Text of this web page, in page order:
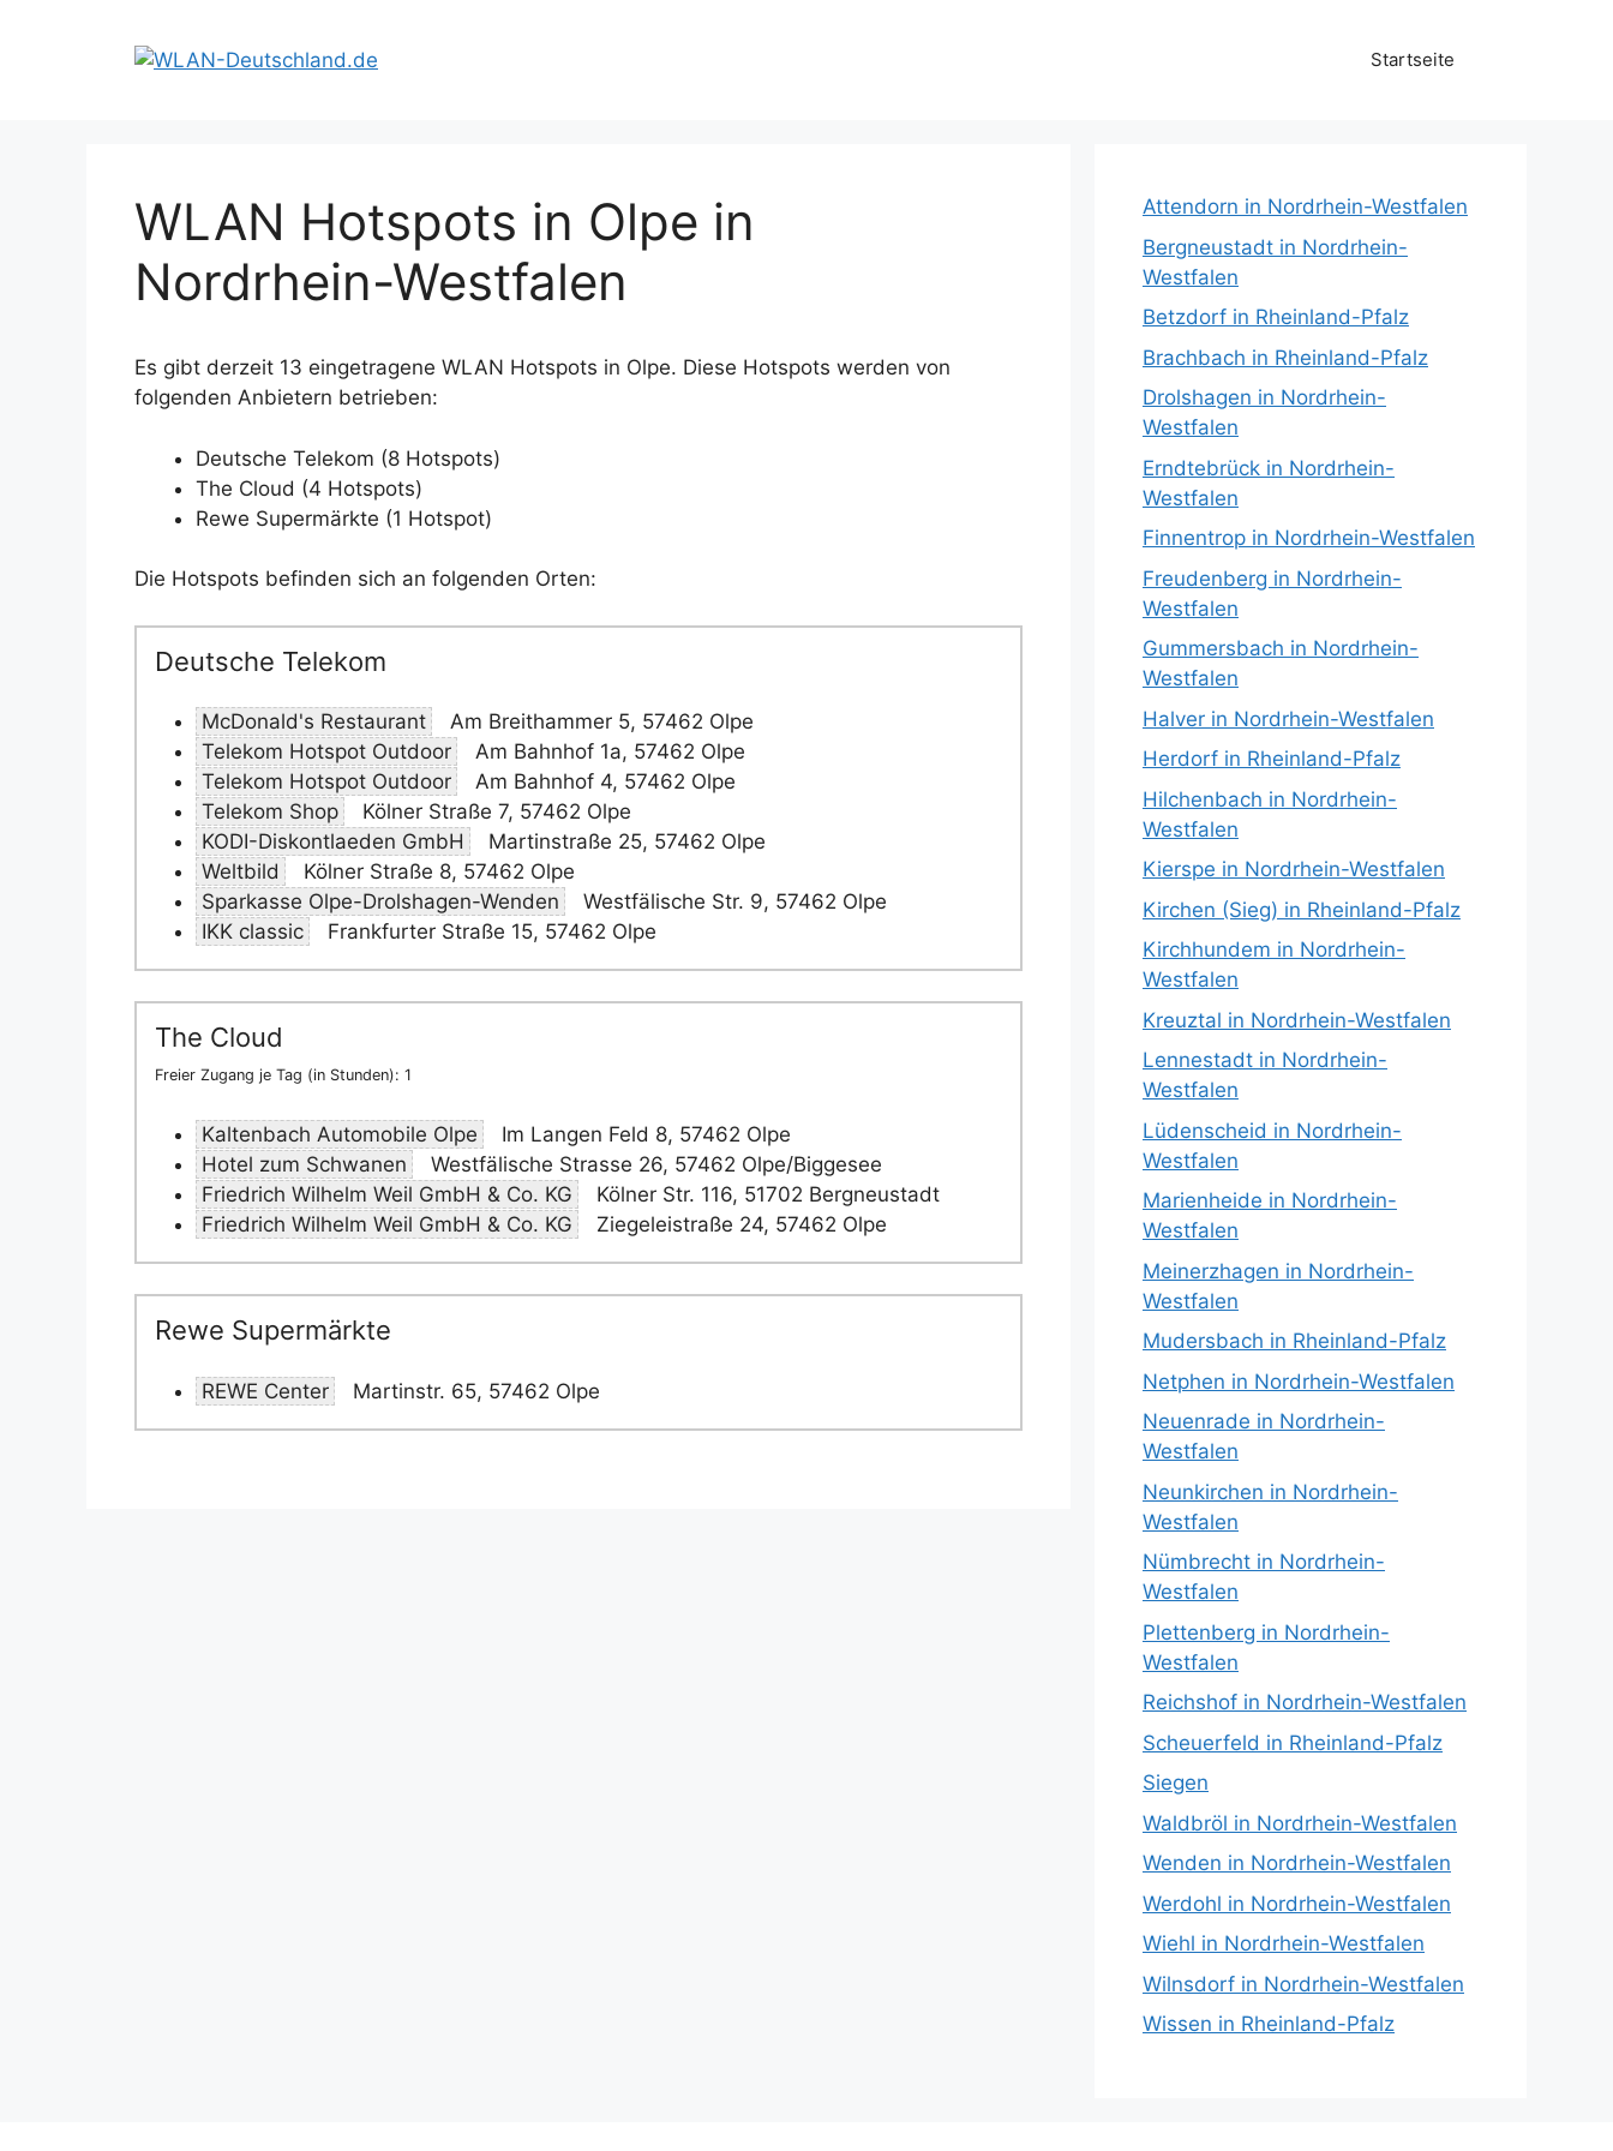
Startseite
WLAN Hotspots in Olpe in
Nordrhein-Westfalen
Es gibt derzeit 13 eingetragene WLAN Hotspots in Olpe. Diese Hotspots werden von
folgenden Anbietern betrieben:
Deutsche Telekom (8 Hotspots)
The Cloud (4 Hotspots)
Rewe Supermärkte (1 Hotspot)
Die Hotspots befinden sich an folgenden Orten:
Deutsche Telekom
McDonald's Restaurant
Am Breithammer 5, 57462 Olpe
Telekom Hotspot Outdoor
Am Bahnhof 1a, 57462 Olpe
Telekom Hotspot Outdoor
Am Bahnhof 4, 57462 Olpe
Telekom Shop
Kölner Straße 7, 57462 Olpe
KODI-Diskontlaeden GmbH
Martinstraße 25, 57462 Olpe
Weltbild
Kölner Straße 8, 57462 Olpe
Sparkasse Olpe-Drolshagen-Wenden
Westfälische Str. 9, 57462 Olpe
IKK classic
Frankfurter Straße 15, 57462 Olpe
The Cloud
Freier Zugang je Tag (in Stunden): 1
Kaltenbach Automobile Olpe
Im Langen Feld 8, 57462 Olpe
Hotel zum Schwanen
Westfälische Strasse 26, 57462 Olpe/Biggesee
Friedrich Wilhelm Weil GmbH & Co. KG
Kölner Str. 116, 51702 Bergneustadt
Friedrich Wilhelm Weil GmbH & Co. KG
Ziegeleistraße 24, 57462 Olpe
Rewe Supermärkte
REWE Center Martinstr. 65, 57462 Olpe
Attendorn in Nordrhein-Westfalen
Bergneustadt in Nordrhein-
Westfalen
Betzdorf in Rheinland-Pfalz
Brachbach in Rheinland-Pfalz
Drolshagen in Nordrhein-
Westfalen
Erndtebrück in Nordrhein-
Westfalen
Finnentrop in Nordrhein-Westfalen
Freudenberg in Nordrhein-
Westfalen
Gummersbach in Nordrhein-
Westfalen
Halver in Nordrhein-Westfalen
Herdorf in Rheinland-Pfalz
Hilchenbach in Nordrhein-
Westfalen
Kierspe in Nordrhein-Westfalen
Kirchen (Sieg) in Rheinland-Pfalz
Kirchhundem in Nordrhein-
Westfalen
Kreuztal in Nordrhein-Westfalen
Lennestadt in Nordrhein-
Westfalen
Lüdenscheid in Nordrhein-
Westfalen
Marienheide in Nordrhein-
Westfalen
Meinerzhagen in Nordrhein-
Westfalen
Mudersbach in Rheinland-Pfalz
Netphen in Nordrhein-Westfalen
Neuenrade in Nordrhein-
Westfalen
Neunkirchen in Nordrhein-
Westfalen
Nümbrecht in Nordrhein-
Westfalen
Plettenberg in Nordrhein-
Westfalen
Reichshof in Nordrhein-Westfalen
Scheuerfeld in Rheinland-Pfalz
Siegen
Waldbröl in Nordrhein-Westfalen
Wenden in Nordrhein-Westfalen
Werdohl in Nordrhein-Westfalen
Wiehl in Nordrhein-Westfalen
Wilnsdorf in Nordrhein-Westfalen
Wissen in Rheinland-Pfalz